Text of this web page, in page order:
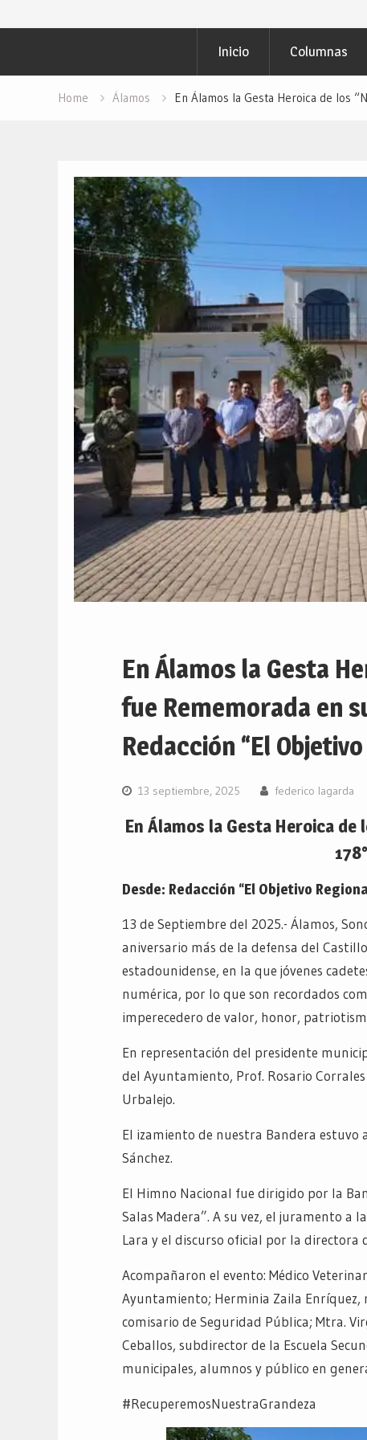
Inicio Columnas
Home Álamos En Álamos la Gesta Heroica de los
En Álamos la Gesta
fue Rememorada en
Redacción “El
13 septiembre, 2025 federico lagarda
En Álamos la Gesta Heroica de
Desde: Redacción “El Objetivo
13 de Septiembre del 2025.- Álamos,
aniversario más de la defensa del
estadounidense, en la que jóvenes
numérica, por lo que son recordados
imperecedero de valor, honor,
En representación del presidente
del Ayuntamiento, Prof. Rosario
Urbalejo.
El izamiento de nuestra Bandera
Sánchez.
El Himno Nacional fue dirigido por la
Salas Madera”. A su vez, el juramento a
Lara y el discurso oficial por la directora
Acompañaron el evento: Médico
Ayuntamiento; Herminia Zaila
comisario de Seguridad Pública; Mtra.
Ceballos, subdirector de la Escuela
municipales, alumnos y público en
#RecuperemosNuestraGrandeza